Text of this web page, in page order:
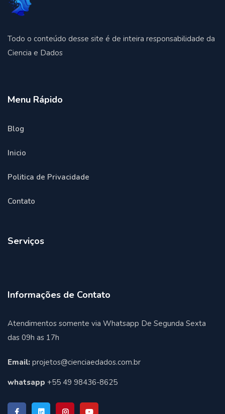
Todo o conteúdo desse site é de inteira responsabilidade da
Ciencia e Dados
Menu Rápido
Blog
Inicio
Politica de Privacidade
Contato
Serviços
Informações de Contato
Atendimentos somente via Whatsapp De Segunda Sexta
das 09h as 17h
Email: projetos@cienciaedados.com.br
whatsapp +55 49 98436-8625